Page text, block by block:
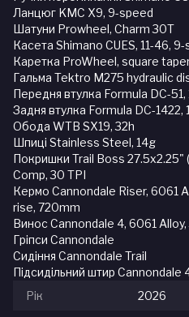
Ланцюг KMC X9, 9-speed
Шатуни Prowheel, Charm 30T
Касета Shimano CUES, 11-46,
Каретка ProWheel, square
Гальма Tektro M275 hydraulic
Передня втулка Formula DC-
Задня втулка Formula DC-1422,
Обода WTB SX19, 32h
Шпиці Stainless Steel, 14g
Покришки Trail Boss 27.5x2.25"
Comp, 30 TPI
Кермо Cannondale Riser, 6061
rise, 720mm
Винос Cannondale 4, 6061 Alloy,
Гріпси Cannondale
Сидіння Cannondale Trail
Підсидільний штир Cannondale
Рік
2026